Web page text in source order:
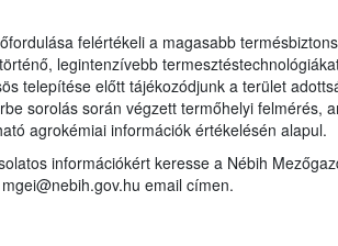
felértékeli a magasabb
legintenzívebb
telepítése előtt tájékozódjunk a terület
sorolás során végzett termőhelyi felmérés,
agrokémiai információk értékelésén alapul.
információkért keresse a Nébih
email címen.